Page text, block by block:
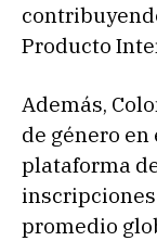
Producto
Además,
de género
plataforma
promedio